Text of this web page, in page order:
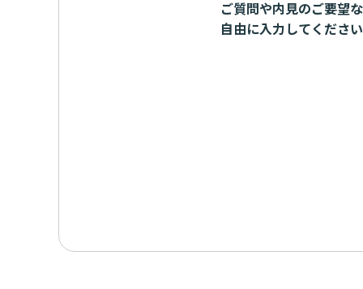
ご質問や内見のご要望
自由に入力してくださ